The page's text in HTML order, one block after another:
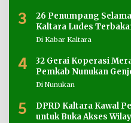
3
26 Penumpang
Kaltara Ludes
Di Kabar Kaltara
4
32 Gerai Koperasi
Pemkab Nunukan
Di Nunukan
5
DPRD Kaltara Kawal
untuk Buka Akses